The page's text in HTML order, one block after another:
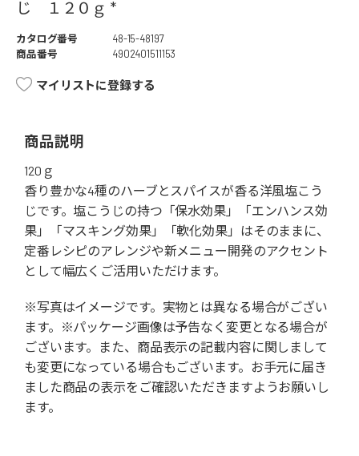
じ １２０ｇ *
カタログ番号
48-15-48197
商品番号
4902401511153
マイリストに登録する
商品説明
120ｇ
香り豊かな4種のハーブとスパイスが香る洋風塩こう
じです。塩こうじの持つ「保水効果」「エンハンス効
果」「マスキング効果」「軟化効果」はそのままに、
定番レシピのアレンジや新メニュー開発のアクセント
として幅広くご活用いただけます。
※写真はイメージです。実物とは異なる場合がござい
ます。※パッケージ画像は予告なく変更となる場合が
ございます。また、商品表示の記載内容に関しまして
も変更になっている場合もございます。お手元に届き
ました商品の表示をご確認いただきますようお願いし
ます。